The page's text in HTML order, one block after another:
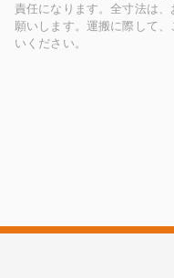
責任になります。全寸法は
願いします。運搬に際して
いください。